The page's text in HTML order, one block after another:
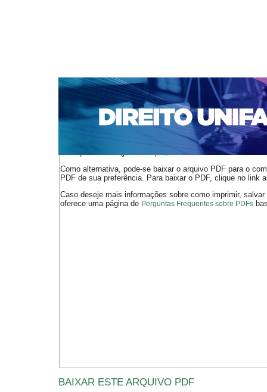
CAPA SOBRE ACESSO CADASTRO
NOTÍCIAS
EDIÇÕES DE Nº 1 A 100 WEBMAIL
Capa>n. 312 (2026) > Camargo
O arquivo PDF selecionado deve ser carregado no
de arquivos PDF (por exemplo, uma versão atual do
Como alternativa, pode-se baixar o arquivo PDF para o
PDF de sua preferência. Para baixar o PDF, clique no link
Caso deseje mais informações sobre como imprimir,
oferece uma página de Perguntas Frequentes sobre PDFs
BAIXAR ESTE ARQUIVO PDF